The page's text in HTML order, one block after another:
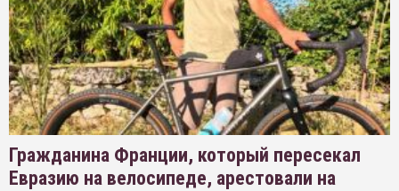
Гражданина Франции, который пересекал
Евразию на велосипеде, арестовали на